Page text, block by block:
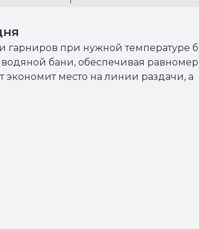
гарниров при нужной температуре
бани, обеспечивая
место на линии раздачи, а